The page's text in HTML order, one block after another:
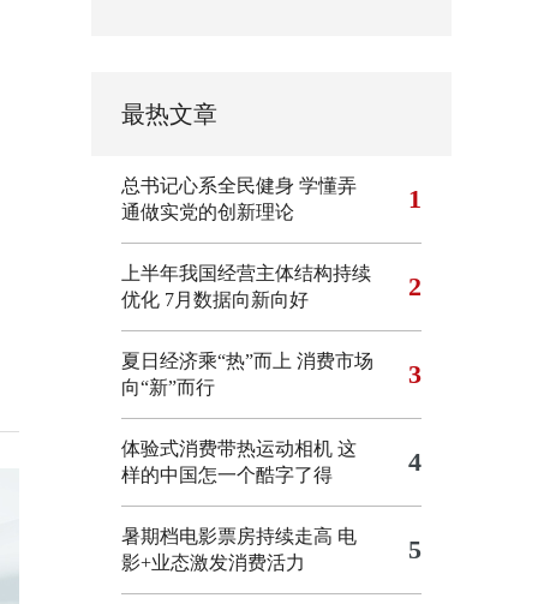
最热文章
总书记心系全民健身 学懂弄
通做实党的创新理论
1
上半年我国经营主体结构持续
优化 7月数据向新向好 2
夏日经济乘“热”而上 消费市场
向“新”而行
3
体验式消费带热运动相机 这
样的中国怎一个酷字了得
4
暑期档电影票房持续走高 电
影+业态激发消费活力
5